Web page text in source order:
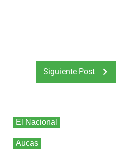
Siguiente Post
El Nacional
Aucas